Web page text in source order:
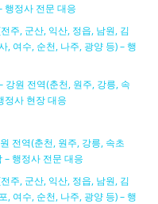
행정사 전문 대응
주, 군산, 익산, 정읍, 남원, 김
, 여수, 순천, 나주, 광양 등) – 행
강원 전역(춘천, 원주, 강릉, 속
정사 현장 대응
전역(춘천, 원주, 강릉, 속초
– 행정사 전문 대응
주, 군산, 익산, 정읍, 남원, 김
, 여수, 순천, 나주, 광양 등) – 행